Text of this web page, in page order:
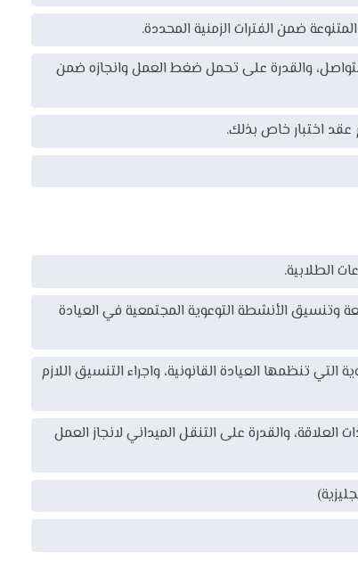
ضمن الفترات الزمنية المحددة.
والقدرة على تحمل ضغط العمل وانجازه ضمن
عقد اختبار خاص بذلك.
الطلابية.‏
وتنسيق الأنشطة التوعوية المجتمعية في العيادة
التي تنظمها العيادة القانونية، واجراء التنسيق اللازم
والقدرة على التنقل الميداني لانجاز العمل